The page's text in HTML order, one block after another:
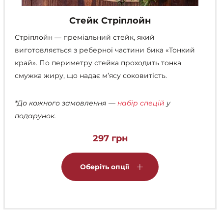
Стейк Стріплойн
Стріплойн — преміальний стейк, який
виготовляється з реберної частини бика «Тонкий
край». По периметру стейка проходить тонка
смужка жиру, що надає м’ясу соковитість.
*До кожного замовлення — набір спецій у
подарунок.
297 грн
Оберіть опції